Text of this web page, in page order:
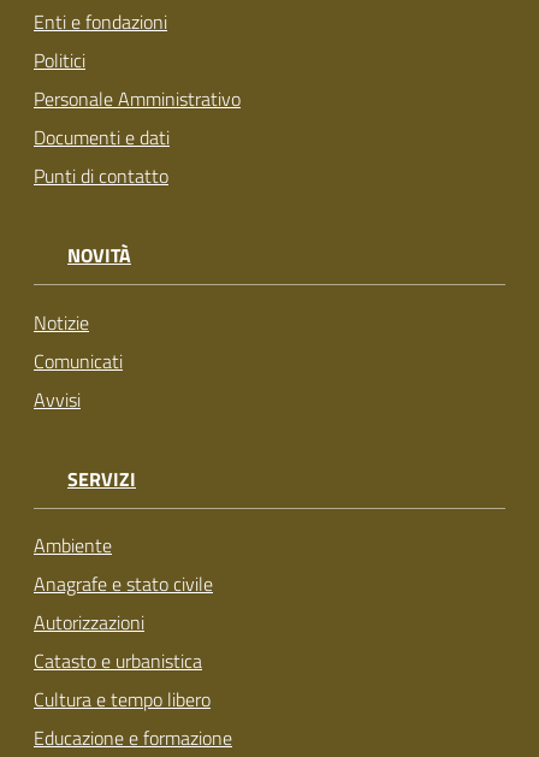
Enti e fondazioni
Politici
Personale Amministrativo
Documenti e dati
Punti di contatto
NOVITÀ
Notizie
Comunicati
Avvisi
SERVIZI
Ambiente
Anagrafe e stato civile
Autorizzazioni
Catasto e urbanistica
Cultura e tempo libero
Educazione e formazione